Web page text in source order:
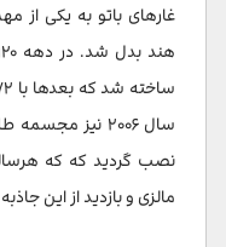
غارهای باتو به یکی از
سال ۲۰۰۶ نیز
نصب گردید که که
مالزی و بازدید از این